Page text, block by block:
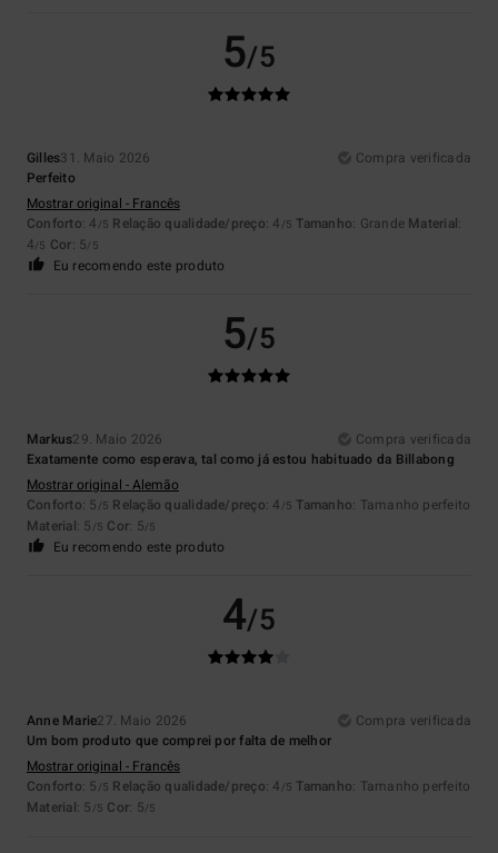
5/5
Gilles31. Maio 2026
Compra verificada
Perfeito
Mostrar original - Francês
Conforto: 4 /5 Relação qualidade/preço: 4 /5 Tamanho: Grande Material:
4/5 Cor: 5/5
Eu recomendo este produto
5/5
Markus29. Maio 2026
Compra verificada
Exatamente como esperava, tal como já estou habituado da Billabong
Mostrar original - Alemão
Conforto: 5 /5 Relação qualidade/preço: 4 /5 Tamanho: Tamanho perfeito
Material: 5 /5 Cor: 5/5
Eu recomendo este produto
4/5
Anne Marie27. Maio 2026
Compra verificada
Um bom produto que comprei por falta de melhor
Mostrar original - Francês
Conforto: 5 /5 Relação qualidade/preço: 4 /5 Tamanho: Tamanho perfeito
Material: 5 /5 Cor: 5/5